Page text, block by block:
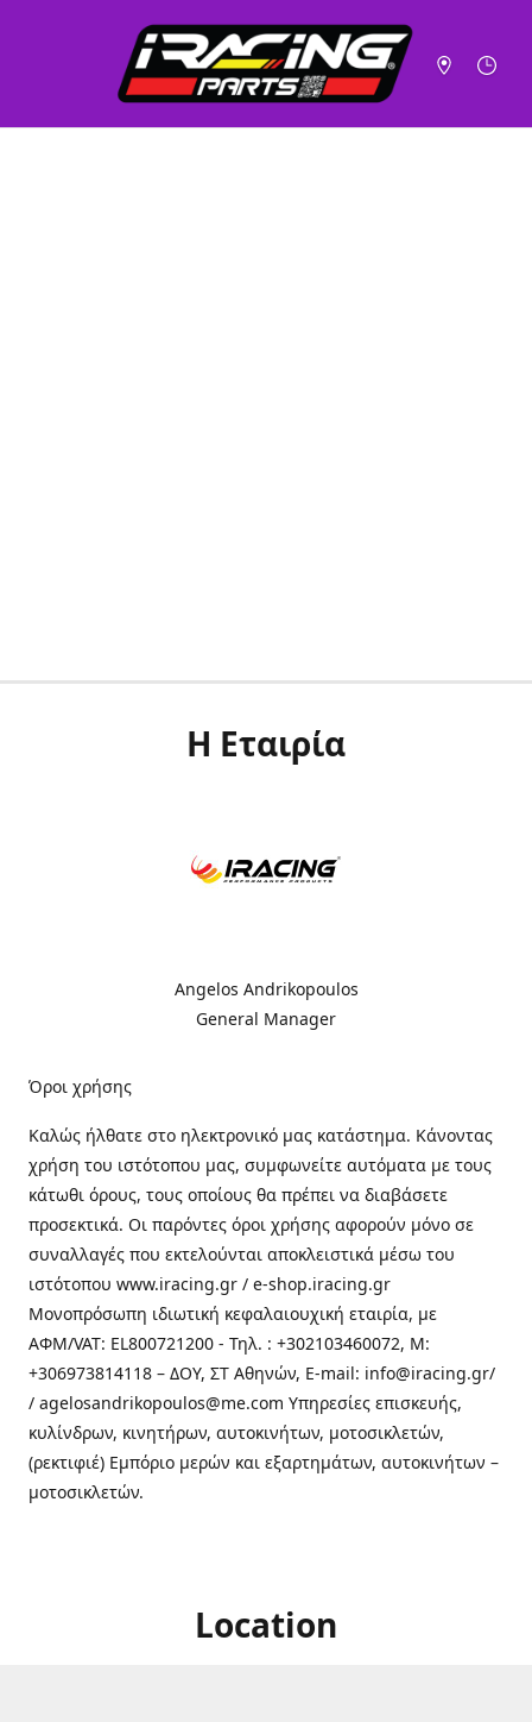
Η Εταιρία
Angelos Andrikopoulos
General Manager
Όροι χρήσης
Καλώς ήλθατε στo ηλεκτρονικό μας κατάστημα. Κάνοντας
χρήση του ιστότοπου μας, συμφωνείτε αυτόματα με τους
κάτωθι όρους, τους οποίους θα πρέπει να διαβάσετε
προσεκτικά. Οι παρόντες όροι χρήσης αφορούν μόνο σε
συναλλαγές που εκτελούνται αποκλειστικά μέσω του
ιστότοπου www.iracing.gr / e-shop.iracing.gr
Μονοπρόσωπη ιδιωτική κεφαλαιουχική εταιρία, με
ΑΦΜ/VAT: EL800721200 - Τηλ. : +302103460072, M:
+306973814118 – ΔΟΥ, ΣΤ Αθηνών, E-mail: info@iracing.gr/
/ agelosandrikopoulos@me.com Υπηρεσίες επισκευής,
κυλίνδρων, κινητήρων, αυτοκινήτων, μοτοσικλετών,
(ρεκτιφιέ) Εμπόριο μερών και εξαρτημάτων, αυτοκινήτων –
μοτοσικλετών.
Location